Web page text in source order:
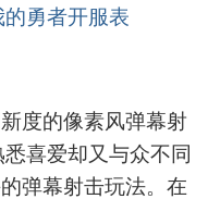
勇者开服表
度的像素风弹幕射
喜爱却又与众不同
弹幕射击玩法。在